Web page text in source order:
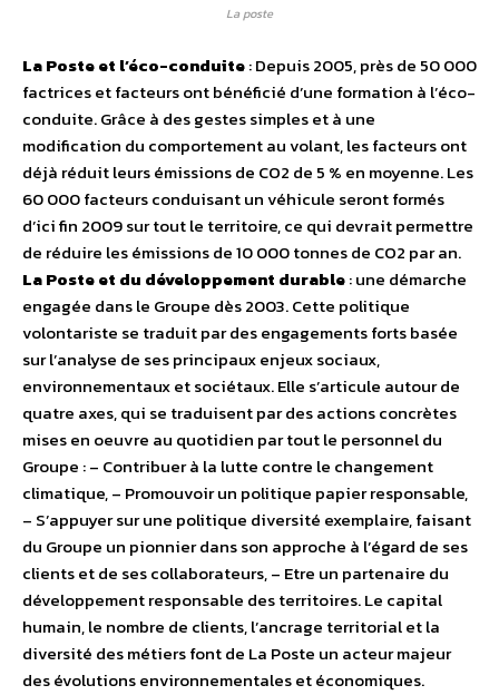
La poste
La Poste et l’éco-conduite: Depuis 2005, près de 50 000
factrices et facteurs ont bénéficié d’une formation à l’éco-
conduite. Grâce à des gestes simples et à une
modification du comportement au volant, les facteurs ont
déjà réduit leurs émissions de CO2 de 5 % en moyenne. Les
60 000 facteurs conduisant un véhicule seront formés
d’ici fin 2009 sur tout le territoire, ce qui devrait permettre
de réduire les émissions de 10 000 tonnes de CO2 par an.
La Poste et du développement durable: une démarche
engagée dans le Groupe dès 2003. Cette politique
volontariste se traduit par des engagements forts basée
sur l’analyse de ses principaux enjeux sociaux,
environnementaux et sociétaux. Elle s’articule autour de
quatre axes, qui se traduisent par des actions concrètes
mises en oeuvre au quotidien par tout le personnel du
Groupe : – Contribuer à la lutte contre le changement
climatique, – Promouvoir un politique papier responsable,
– S’appuyer sur une politique diversité exemplaire, faisant
du Groupe un pionnier dans son approche à l’égard de ses
clients et de ses collaborateurs, – Etre un partenaire du
développement responsable des territoires. Le capital
humain, le nombre de clients, l’ancrage territorial et la
diversité des métiers font de La Poste un acteur majeur
des évolutions environnementales et économiques.